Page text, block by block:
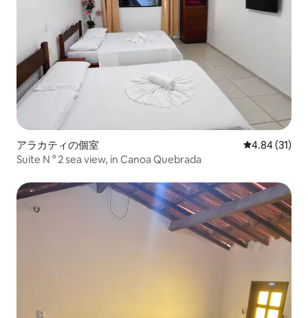
アラカティの個室 レビュー31
4.84 (31)
Suite N ° 2 sea view, in Canoa Quebrada